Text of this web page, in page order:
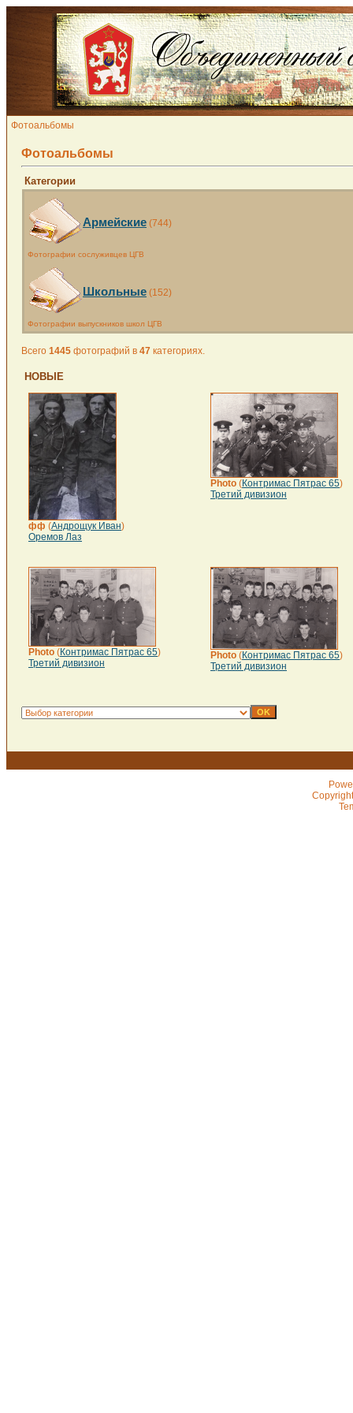
Фотоальбомы
Фотоальбомы
Категории
Армейские (744)
Фотографии сослуживцев ЦГВ
Школьные (152)
Фотографии выпускников школ ЦГВ
Всего 1445 фотографий в 47 категориях.
НОВЫЕ
фф (Андрощук Иван)
Оремов Лаз
Photo (Контримас Пятрас 65)
Третий дивизион
Photo (Контримас Пятрас 65)
Третий дивизион
Photo (Контримас Пятрас 65)
Третий дивизион